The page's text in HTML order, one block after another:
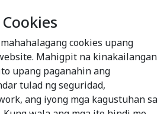
cookies upang
Mahigpit na kinakailangan
upang paganahin ang
tulad ng seguridad,
ang iyong mga kagustuhan sa